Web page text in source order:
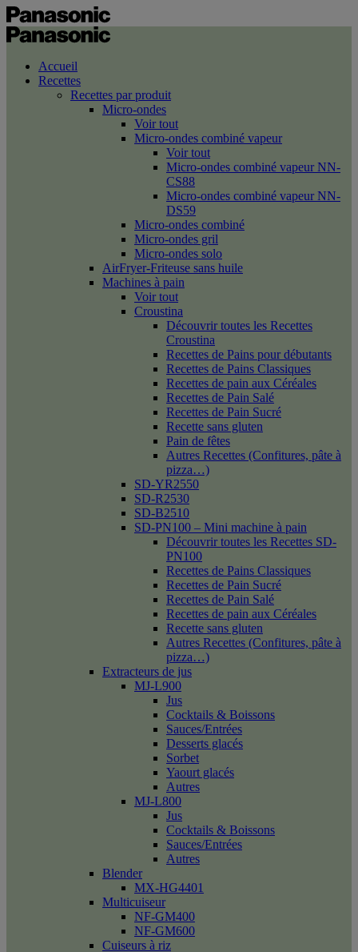
Accueil
Recettes
Recettes par produit
Micro-ondes
Voir tout
Micro-ondes combiné vapeur
Voir tout
Micro-ondes combiné vapeur NN-
CS88
Micro-ondes combiné vapeur NN-
DS59
Micro-ondes combiné
Micro-ondes gril
Micro-ondes solo
AirFryer-Friteuse sans huile
Machines à pain
Voir tout
Croustina
Découvrir toutes les Recettes
Croustina
Recettes de Pains pour débutants
Recettes de Pains Classiques
Recettes de pain aux Céréales
Recettes de Pain Salé
Recettes de Pain Sucré
Recette sans gluten
Pain de fêtes
Autres Recettes (Confitures, pâte à
pizza…)
SD-YR2550
SD-R2530
SD-B2510
SD-PN100 – Mini machine à pain
Découvrir toutes les Recettes SD-
PN100
Recettes de Pains Classiques
Recettes de Pain Sucré
Recettes de Pain Salé
Recettes de pain aux Céréales
Recette sans gluten
Autres Recettes (Confitures, pâte à
pizza…)
Extracteurs de jus
MJ-L900
Jus
Cocktails & Boissons
Sauces/Entrées
Desserts glacés
Sorbet
Yaourt glacés
Autres
MJ-L800
Jus
Cocktails & Boissons
Sauces/Entrées
Autres
Blender
MX-HG4401
Multicuiseur
NF-GM400
NF-GM600
Cuiseurs à riz